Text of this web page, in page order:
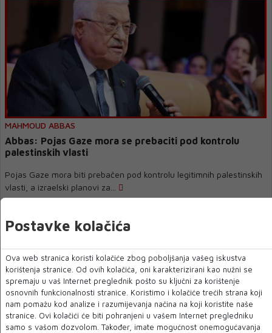
MAHMOUD ABBAS
Abbas: Pojas Gaze mora se prebaciti pod kontrolu
palestinskih vlasti
Pojas Gaze mora biti prebačen pod kontrolu legitimnih palestinskih
vlasti, a izraelski planovi za...
Postavke kolačića
Ova web stranica koristi kolačiće zbog poboljšanja vašeg iskustva
korištenja stranice. Od ovih kolačića, oni karakterizirani kao nužni se
spremaju u vaš Internet preglednik pošto su ključni za korištenje
osnovnih funkcionalnosti stranice. Koristimo i kolačiće trećih strana koji
nam pomažu kod analize i razumijevanja načina na koji koristite naše
stranice. Ovi kolačići će biti pohranjeni u vašem Internet pregledniku
samo s vašom dozvolom. Također, imate mogućnost onemogućavanja